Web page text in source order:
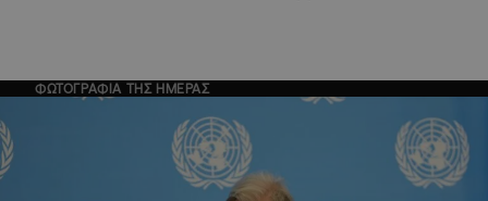
ΦΩΤΟΓΡΑΦΙΑ ΤΗΣ ΗΜΕΡΑΣ